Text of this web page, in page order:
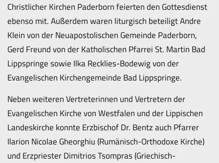
Christlicher Kirchen Paderborn feierten den Gottesdienst
ebenso mit. Außerdem waren liturgisch beteiligt Andre
Klein von der Neuapostolischen Gemeinde Paderborn,
Gerd Freund von der Katholischen Pfarrei St. Martin Bad
Lippspringe sowie Ilka Recklies-Bodewig von der
Evangelischen Kirchengemeinde Bad Lippspringe.
Neben weiteren Vertreterinnen und Vertretern der
Evangelischen Kirche von Westfalen und der Lippischen
Landeskirche konnte Erzbischof Dr. Bentz auch Pfarrer
Ilarion Nicolae Gheorghiu (Rumänisch-Orthodoxe Kirche)
und Erzpriester Dimitrios Tsompras (Griechisch-